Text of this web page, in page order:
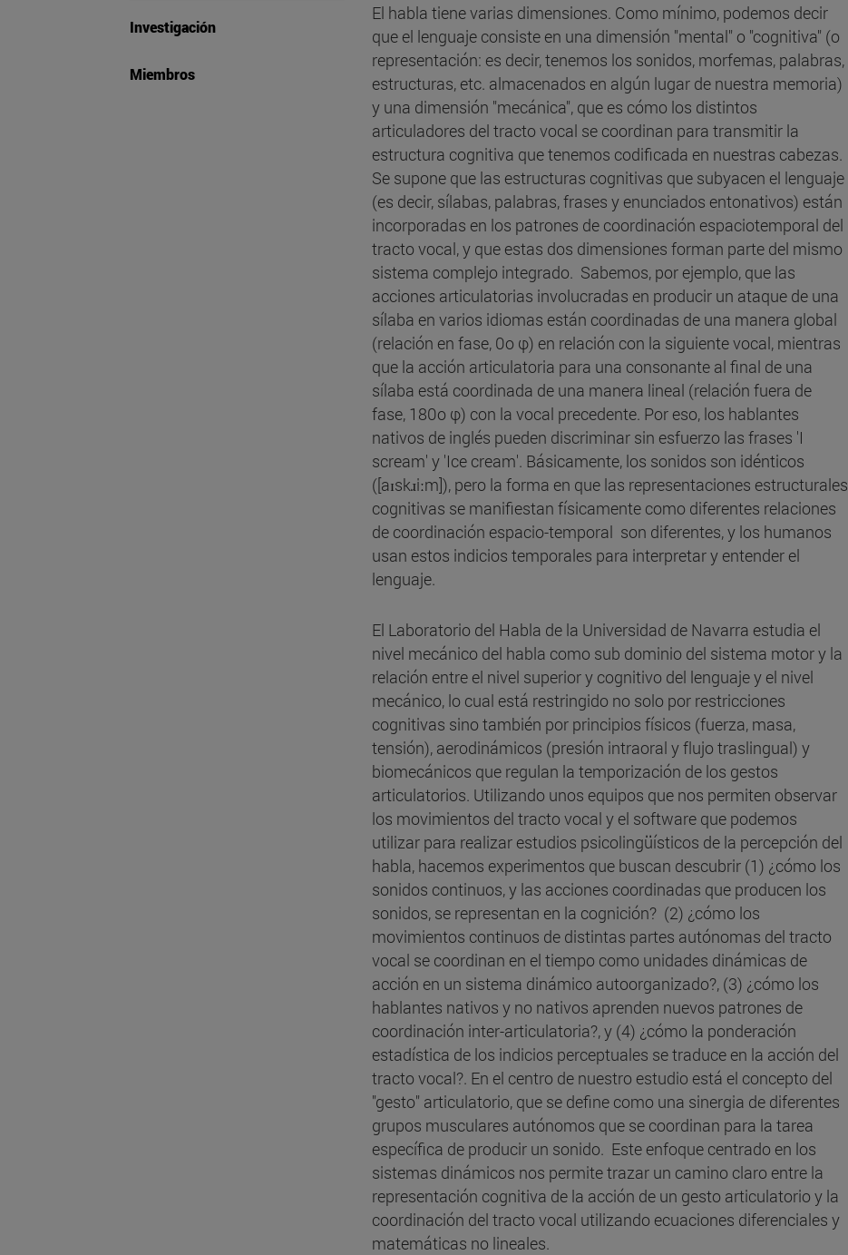
Investigación
Miembros
El habla tiene varias dimensiones. Como mínimo, podemos decir
que el lenguaje consiste en una dimensión "mental" o "cognitiva" (o
representación: es decir, tenemos los sonidos, morfemas, palabras,
estructuras, etc. almacenados en algún lugar de nuestra memoria)
y una dimensión "mecánica", que es cómo los distintos
articuladores del tracto vocal se coordinan para transmitir la
estructura cognitiva que tenemos codificada en nuestras cabezas.
Se supone que las estructuras cognitivas que subyacen el lenguaje
(es decir, sílabas, palabras, frases y enunciados entonativos) están
incorporadas en los patrones de coordinación espaciotemporal del
tracto vocal, y que estas dos dimensiones forman parte del mismo
sistema complejo integrado. Sabemos, por ejemplo, que las
acciones articulatorias involucradas en producir un ataque de una
sílaba en varios idiomas están coordinadas de una manera global
(relación en fase, 0o φ) en relación con la siguiente vocal, mientras
que la acción articulatoria para una consonante al final de una
sílaba está coordinada de una manera lineal (relación fuera de
fase, 180o φ) con la vocal precedente. Por eso, los hablantes
nativos de inglés pueden discriminar sin esfuerzo las frases 'I
scream' y 'Ice cream'. Básicamente, los sonidos son idénticos
([aɪskɹiːm]), pero la forma en que las representaciones estructurales
cognitivas se manifiestan físicamente como diferentes relaciones
de coordinación espacio-temporal son diferentes, y los humanos
usan estos indicios temporales para interpretar y entender el
lenguaje.
El Laboratorio del Habla de la Universidad de Navarra estudia el
nivel mecánico del habla como sub dominio del sistema motor y la
relación entre el nivel superior y cognitivo del lenguaje y el nivel
mecánico, lo cual está restringido no solo por restricciones
cognitivas sino también por principios físicos (fuerza, masa,
tensión), aerodinámicos (presión intraoral y flujo traslingual) y
biomecánicos que regulan la temporización de los gestos
articulatorios. Utilizando unos equipos que nos permiten observar
los movimientos del tracto vocal y el software que podemos
utilizar para realizar estudios psicolingüísticos de la percepción del
habla, hacemos experimentos que buscan descubrir (1) ¿cómo los
sonidos continuos, y las acciones coordinadas que producen los
sonidos, se representan en la cognición? (2) ¿cómo los
movimientos continuos de distintas partes autónomas del tracto
vocal se coordinan en el tiempo como unidades dinámicas de
acción en un sistema dinámico autoorganizado?, (3) ¿cómo los
hablantes nativos y no nativos aprenden nuevos patrones de
coordinación inter-articulatoria?, y (4) ¿cómo la ponderación
estadística de los indicios perceptuales se traduce en la acción del
tracto vocal?. En el centro de nuestro estudio está el concepto del
"gesto" articulatorio, que se define como una sinergia de diferentes
grupos musculares autónomos que se coordinan para la tarea
específica de producir un sonido. Este enfoque centrado en los
sistemas dinámicos nos permite trazar un camino claro entre la
representación cognitiva de la acción de un gesto articulatorio y la
coordinación del tracto vocal utilizando ecuaciones diferenciales y
matemáticas no lineales.